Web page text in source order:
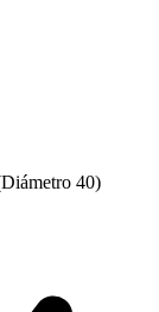
40)